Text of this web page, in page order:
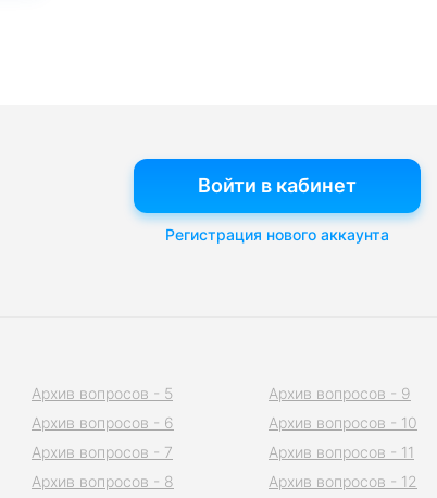
Войти в кабинет
Регистрация нового аккаунта
Архив вопросов - 5
Архив вопросов - 6
Архив вопросов - 7
Архив вопросов - 8
Архив вопросов - 9
Архив вопросов - 10
Архив вопросов - 11
Архив вопросов - 12